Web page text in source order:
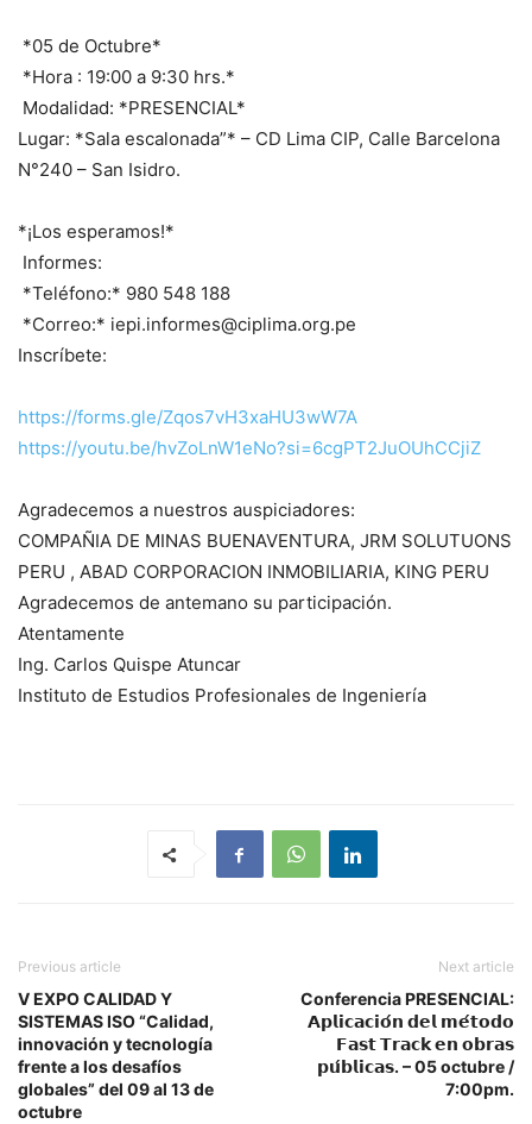
*05 de Octubre*
*Hora : 19:00 a 9:30 hrs.*
Modalidad: *PRESENCIAL*
Lugar: *Sala escalonada”* – CD Lima CIP, Calle Barcelona
N°240 – San Isidro.
*¡Los esperamos!*
Informes:
*Teléfono:* 980 548 188
*Correo:* iepi.informes@ciplima.org.pe
Inscríbete:
https://forms.gle/Zqos7vH3xaHU3wW7A
https://youtu.be/hvZoLnW1eNo?si=6cgPT2JuOUhCCjiZ
Agradecemos a nuestros auspiciadores:
COMPAÑIA DE MINAS BUENAVENTURA, JRM SOLUTUONS
PERU , ABAD CORPORACION INMOBILIARIA, KING PERU
Agradecemos de antemano su participación.
Atentamente
Ing. Carlos Quispe Atuncar
Instituto de Estudios Profesionales de Ingeniería
Previous article
V EXPO CALIDAD Y
SISTEMAS ISO “Calidad,
innovación y tecnología
frente a los desafíos
globales” del 09 al 13 de
octubre
Next article
Conferencia PRESENCIAL:
𝗔𝗽𝗹𝗶𝗰𝗮𝗰𝗶𝗼́𝗻 𝗱𝗲𝗹 𝗺𝗲́𝘁𝗼𝗱𝗼
𝗙𝗮𝘀𝘁 𝗧𝗿𝗮𝗰𝗸 𝗲𝗻 𝗼𝗯𝗿𝗮𝘀
𝗽𝘂́𝗯𝗹𝗶𝗰𝗮𝘀. – 05 octubre /
7:00pm.